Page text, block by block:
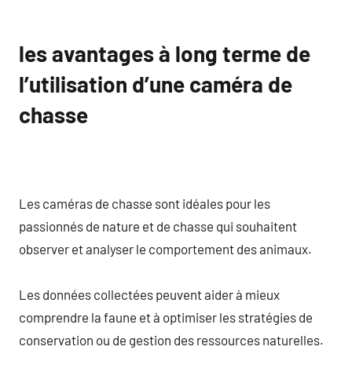
les avantages à long terme de
l’utilisation d’une caméra de
chasse
Les caméras de chasse sont idéales pour les
passionnés de nature et de chasse qui souhaitent
observer et analyser le comportement des animaux.
Les données collectées peuvent aider à mieux
comprendre la faune et à optimiser les stratégies de
conservation ou de gestion des ressources naturelles.